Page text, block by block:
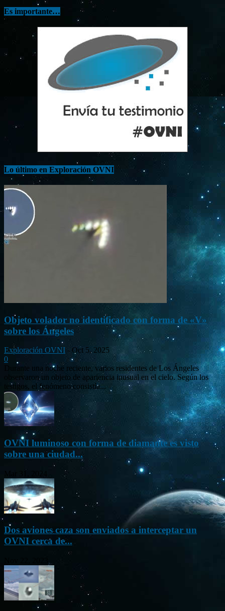
Es importante…
Lo último en Exploración OVNI
Objeto volador no identificado con forma de «V»
sobre los Ángeles
Exploración OVNI - Oct 5, 2025
0
Durante una noche reciente, varios residentes de Los Ángeles
observaron un objeto de apariencia inusual en el cielo. Según los
testigos, el fenómeno consistía...
OVNI luminoso con forma de diamante es visto
sobre una ciudad...
Dos aviones caza son enviados a interceptar un
OVNI cerca de...